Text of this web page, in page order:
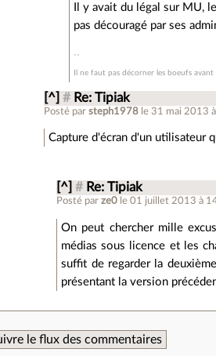
Il y avait du légal sur MU,
pas découragé par ses
Il ne faut pas décorner les boeufs
[^] # Re: Tipiak
Posté parsteph1978 le 31 mai 2013
Capture d'écran d'un utilisateur
[^] # Re: Tipiak
Posté parze0 le 01 juillet 2013 à
On peut chercher mille
médias sous licence et les
suffit de regarder la
présentant la version
le flux des commentaires